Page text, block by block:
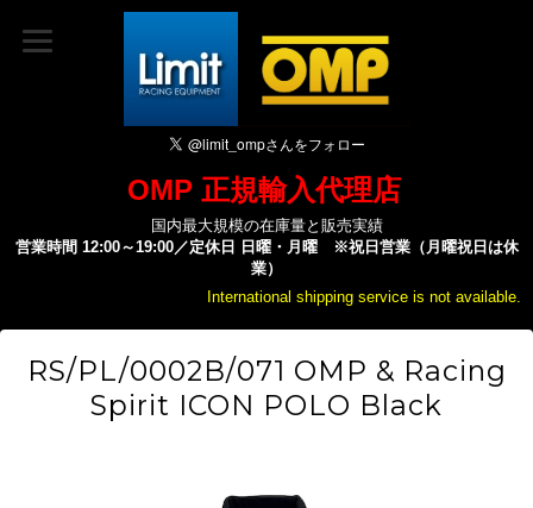
OMP 正規輸入代理店
国内最大規模の在庫量と販売実績
営業時間 12:00～19:00／定休日 日曜・月曜 ※祝日営業（月曜祝日は休
業）
International shipping service is not available.
RS/PL/0002B/071 OMP & Racing
Spirit ICON POLO Black